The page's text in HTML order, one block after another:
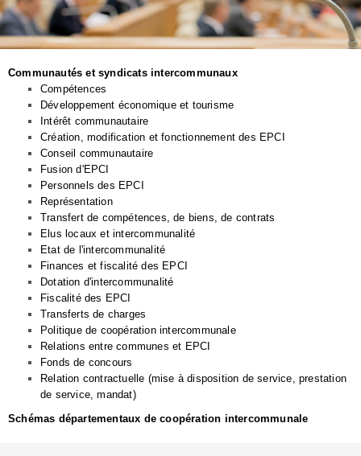
Communautés et syndicats intercommunaux
Compétences
Développement économique et tourisme
Intérêt communautaire
Création, modification et fonctionnement des EPCI
Conseil communautaire
Fusion d'EPCI
Personnels des EPCI
Représentation
Transfert de compétences, de biens, de contrats
Elus locaux et intercommunalité
Etat de l'intercommunalité
Finances et fiscalité des EPCI
Dotation d'intercommunalité
Fiscalité des EPCI
Transferts de charges
Politique de coopération intercommunale
Relations entre communes et EPCI
Fonds de concours
Relation contractuelle (mise à disposition de service, prestation
de service, mandat)
Schémas départementaux de coopération intercommunale